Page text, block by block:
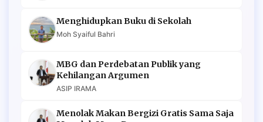
Menghidupkan Buku di Sekolah
Moh Syaiful Bahri
MBG dan Perdebatan Publik yang
Kehilangan Argumen
ASIP IRAMA
Menolak Makan Bergizi Gratis Sama Saja